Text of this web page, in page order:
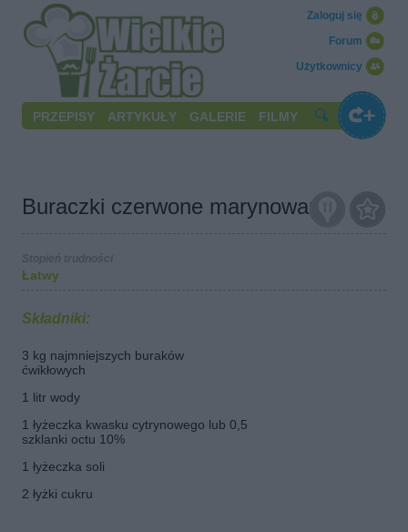
Użytkownicy
Forum
Zaloguj się
PRZEPISY ARTYKUŁY GALERIE FILMY
Buraczki czerwone marynowane
Łatwy
Składniki:
3 kg najmniejszych buraków
ćwikłowych
1 litr wody
1 łyżeczka kwasku cytrynowego lub 0,5
szklanki octu 10%
1 łyżeczka soli
2 łyżki cukru